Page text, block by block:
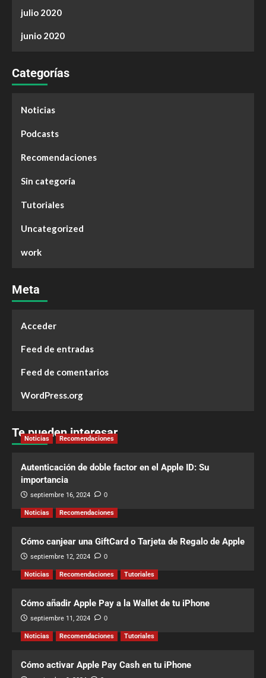
julio 2020
junio 2020
Categorías
Noticias
Podcasts
Recomendaciones
Sin categoría
Tutoriales
Uncategorized
work
Meta
Acceder
Feed de entradas
Feed de comentarios
WordPress.org
Te pueden interesar
Noticias Recomendaciones
Autenticación de doble factor en el Apple ID: Su
importancia
septiembre 16, 2024 0
Noticias Recomendaciones
Cómo canjear una GiftCard o Tarjeta de Regalo de Apple
septiembre 12, 2024 0
Noticias Recomendaciones Tutoriales
Cómo añadir Apple Pay a la Wallet de tu iPhone
septiembre 11, 2024 0
Noticias Recomendaciones Tutoriales
Cómo activar Apple Pay Cash en tu iPhone